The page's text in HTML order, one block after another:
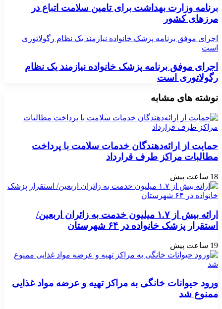
برنامه‌ وزارت بهداشت برای تامین سلامت اتباع در
مرزهای کشور
اجرای موفق برنامه پزشک خانواده نیازمند یک نظام رگولاتوری
است
اجرای موفق برنامه پزشک خانواده نیازمند یک نظام
رگولاتوری است
نوشته های مشابه
حمایت از ارائه‌دهندگان خدمات سلامت با پرداخت
مطالبات مراکز طرف قرارداد
18 ساعت پیش
ارائه بیش از ۱.۷ میلیون خدمت به زائران اربعین/
استقرار پزشک خانواده در ۶۴ شهرستان
19 ساعت پیش
ورود حیوانات خانگی به مراکز تهیه و عرضه مواد غذایی
ممنوع شد